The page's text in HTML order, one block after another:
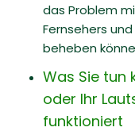
das Problem
Fernsehers
beheben
Was Sie tun
oder Ihr
funktioniert